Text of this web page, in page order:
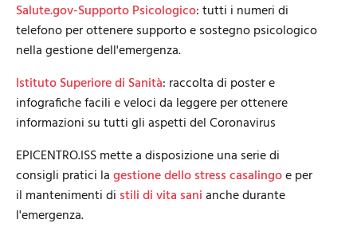
Salute.gov-Supporto Psicologico: tutti i numeri di
telefono per ottenere supporto e sostegno psicologico
nella gestione dell'emergenza.
Istituto Superiore di Sanità: raccolta di poster e
infografiche facili e veloci da leggere per ottenere
informazioni su tutti gli aspetti del Coronavirus
EPICENTRO.ISS mette a disposizione una serie di
consigli pratici lagestione dello stress casalingoe per
il mantenimenti di stili di vita sanianche durante
l'emergenza.